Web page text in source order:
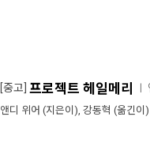
[중고] 프로젝트 헤일메리
앤디 위어 (지은이), 강동혁 (옮긴이)